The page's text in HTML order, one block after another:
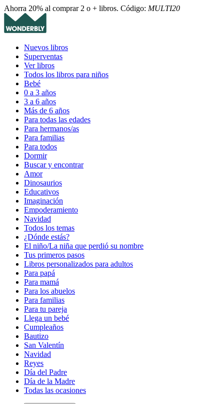
Ahorra 20% al comprar 2 o + libros. Código: MULTI20
Nuevos libros
Superventas
Ver libros
Todos los libros para niños
Bebé
0 a 3 años
3 a 6 años
Más de 6 años
Para todas las edades
Para hermanos/as
Para familias
Para todos
Dormir
Buscar y encontrar
Amor
Dinosaurios
Educativos
Imaginación
Empoderamiento
Navidad
Todos los temas
¿Dónde estás?
El niño/La niña que perdió su nombre
Tus primeros pasos
Libros personalizados para adultos
Para papá
Para mamá
Para los abuelos
Para familias
Para tu pareja
Llega un bebé
Cumpleaños
Bautizo
San Valentín
Navidad
Reyes
Día del Padre
Día de la Madre
Todas las ocasiones